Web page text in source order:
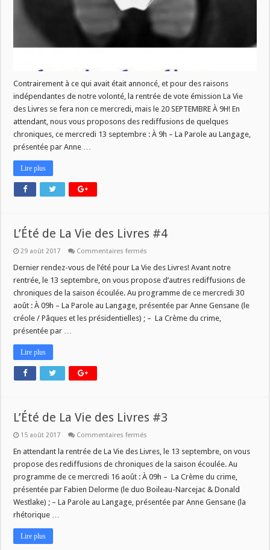
Contrairement à ce qui avait était annoncé, et pour des raisons
indépendantes de notre volonté, la rentrée de vote émission La Vie
des Livres se fera non ce mercredi, mais le 20 SEPTEMBRE À 9H! En
attendant, nous vous proposons des rediffusions de quelques
chroniques, ce mercredi 13 septembre : À 9h – La Parole au Langage,
présentée par Anne …
Lire plus
L’Été de La Vie des Livres #4
29 août 2017 Commentaires fermés
de
Vie
des
Livres
#4
Dernier rendez-vous de l’été pour La Vie des Livres! Avant notre
rentrée, le 13 septembre, on vous propose d’autres rediffusions de
chroniques de la saison écoulée. Au programme de ce mercredi 30
août : À 09h – La Parole au Langage, présentée par Anne Gensane (le
créole / Pâques et les présidentielles) ; – La Crème du crime,
présentée par …
Lire plus
L’Été de La Vie des Livres #3
15 août 2017 Commentaires fermés
de
Vie
des
Livres
#3
En attendant la rentrée de La Vie des Livres, le 13 septembre, on vous
propose des rediffusions de chroniques de la saison écoulée. Au
programme de ce mercredi 16 août : À 09h – La Crème du crime,
présentée par Fabien Delorme (le duo Boileau-Narcejac & Donald
Westlake) ; – La Parole au Langage, présentée par Anne Gensane (la
rhétorique …
Lire plus